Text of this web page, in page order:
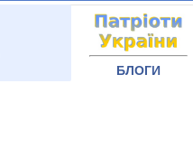
БЛОГИ